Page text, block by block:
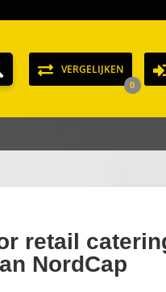
VERGELIJKEN
0
retail
NordCap